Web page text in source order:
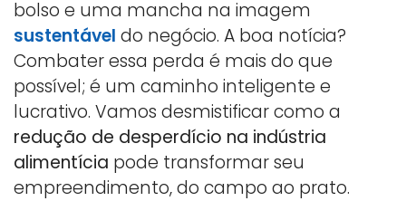
bolso e uma mancha na imagem
sustentável do negócio. A boa notícia?
Combater essa perda é mais do que
possível; é um caminho inteligente e
lucrativo. Vamos desmistificar como a
redução de desperdício na indústria
alimentícia pode transformar seu
empreendimento, do campo ao prato.